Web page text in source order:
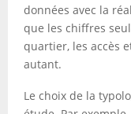
données avec la
que les chiffres
quartier, les accès
autant.
Le choix de la